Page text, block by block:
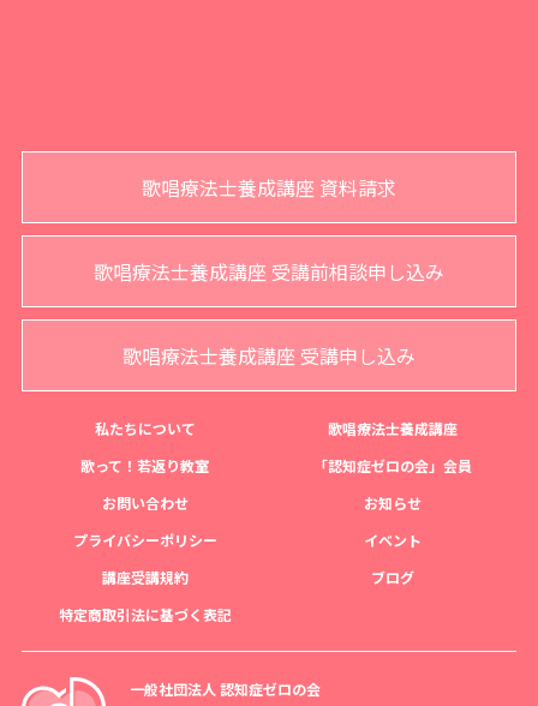
歌唱療法士養成講座 資料請求
歌唱療法士養成講座 受講前相談申し込み
歌唱療法士養成講座 受講申し込み
私たちについて
歌唱療法士養成講座
歌って！若返り教室
「認知症ゼロの会」会員
お問い合わせ
プライバシーポリシー
講座受講規約
特定商取引法に基づく表記
お知らせ
イベント
ブログ
一般社団法人 認知症ゼロの会